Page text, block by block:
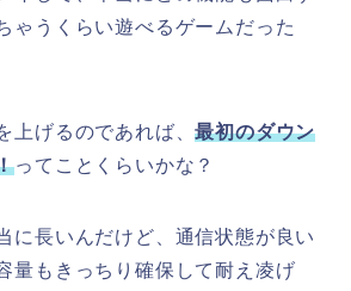
ゃうくらい遊べるゲームだった
上げるのであれば、最初のダウン
ってことくらいかな？
に長いんだけど、通信状態が良い
量もきっちり確保して耐え凌げ